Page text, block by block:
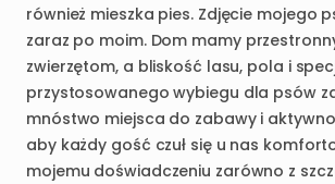
również mieszka pies. Zdjęcie mojego
zaraz po moim. Dom mamy
zwierzętom​,​ a bliskość lasu​,​ pola i
przystosowanego wybiegu dla psów
mnóstwo miejsca do zabawy i
aby każdy gość czuł się u nas
mojemu doświadczeniu zarówno z